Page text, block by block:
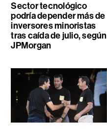
Sector tecnológico
podría depender más de
inversores minoristas
tras caída de julio, según
JPMorgan